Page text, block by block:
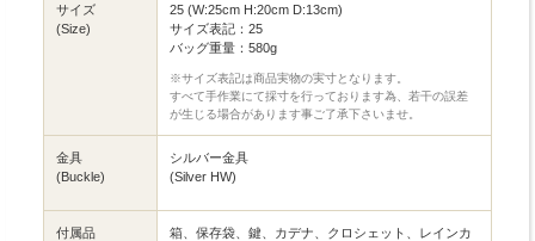
サイズ
(Size)
25 (W:25cm H:20cm D:13cm)
サイズ表記：25
バッグ重量：580g
※サイズ表記は商品実物の実寸となります。
すべて手作業にて採寸を行っております為、若干の誤差
が生じる場合があります事ご了承下さいませ。
金具
(Buckle)
シルバー金具
(Silver HW)
付属品
箱、保存袋、鍵、カデナ、クロシェット、レインカ